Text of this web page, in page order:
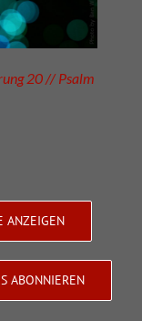
20 // Psalm
ANZEIGEN
ABONNIEREN